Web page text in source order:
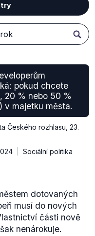
pokud chcete
20 % nebo 50 %
v majetku města.
Českého rozhlasu 23.
Sociální politika
dotovaných
musí do nových
části nově
nenárokuje.